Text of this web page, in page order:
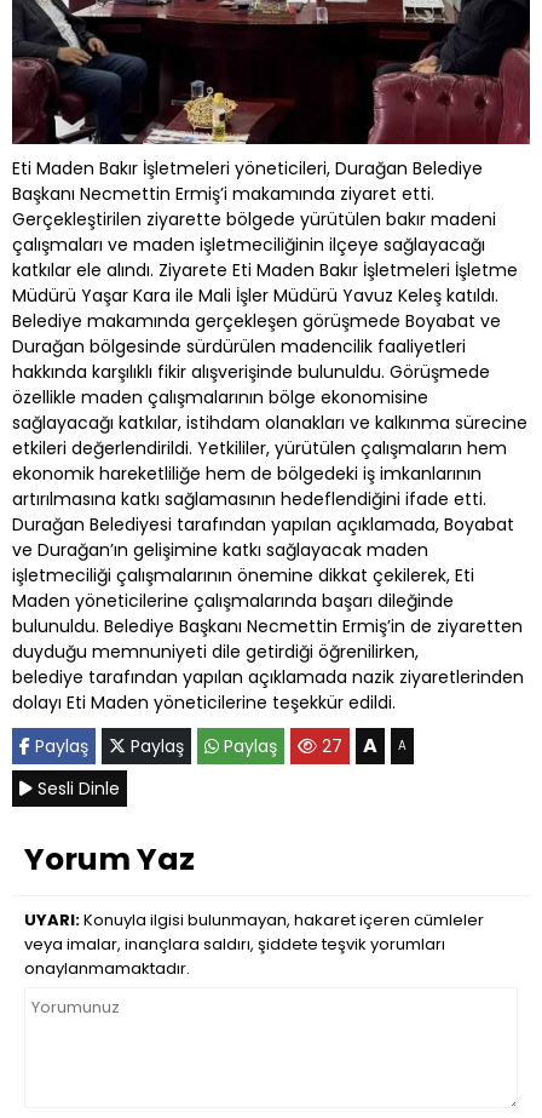
Eti Maden Bakır İşletmeleri yöneticileri, Durağan Belediye
Başkanı Necmettin Ermiş’i makamında ziyaret etti.
Gerçekleştirilen ziyarette bölgede yürütülen bakır madeni
çalışmaları ve maden işletmeciliğinin ilçeye sağlayacağı
katkılar ele alındı. Ziyarete Eti Maden Bakır İşletmeleri İşletme
Müdürü Yaşar Kara ile Mali İşler Müdürü Yavuz Keleş katıldı.
Belediye makamında gerçekleşen görüşmede Boyabat ve
Durağan bölgesinde sürdürülen madencilik faaliyetleri
hakkında karşılıklı fikir alışverişinde bulunuldu. Görüşmede
özellikle maden çalışmalarının bölge ekonomisine
sağlayacağı katkılar, istihdam olanakları ve kalkınma sürecine
etkileri değerlendirildi. Yetkililer, yürütülen çalışmaların hem
ekonomik hareketliliğe hem de bölgedeki iş imkanlarının
artırılmasına katkı sağlamasının hedeflendiğini ifade etti.
Durağan Belediyesi tarafından yapılan açıklamada, Boyabat
ve Durağan’ın gelişimine katkı sağlayacak maden
işletmeciliği çalışmalarının önemine dikkat çekilerek, Eti
Maden yöneticilerine çalışmalarında başarı dileğinde
bulunuldu. Belediye Başkanı Necmettin Ermiş’in de ziyaretten
duyduğu memnuniyeti dile getirdiği öğrenilirken,
belediye tarafından yapılan açıklamada nazik ziyaretlerinden
dolayı Eti Maden yöneticilerine teşekkür edildi.
Paylaş
Paylaş Paylaş 27 A A
Sesli Dinle
Yorum Yaz
UYARI:Konuyla ilgisi bulunmayan, hakaret içeren cümleler
veya imalar, inançlara saldırı, şiddete teşvik yorumları
onaylanmamaktadır.